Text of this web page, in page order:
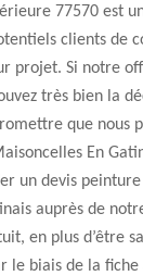
77570 est
clients de
projet. Si notre
très bien la
que nous
En
un devis
auprès de
en plus d’être
le biais de la